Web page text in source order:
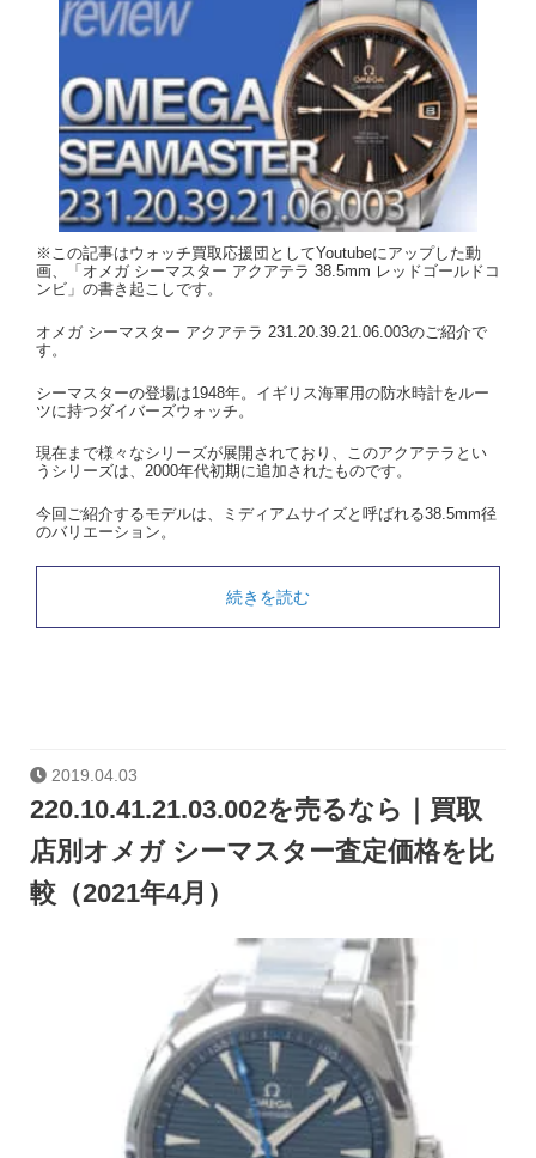
※この記事はウォッチ買取応援団としてYoutubeにアップした動
画、「オメガ シーマスター アクアテラ 38.5mm レッドゴールドコ
ンビ」の書き起こしです。
オメガ シーマスター アクアテラ 231.20.39.21.06.003のご紹介で
す。
シーマスターの登場は1948年。イギリス海軍用の防水時計をルー
ツに持つダイバーズウォッチ。
現在まで様々なシリーズが展開されており、このアクアテラとい
うシリーズは、2000年代初期に追加されたものです。
今回ご紹介するモデルは、ミディアムサイズと呼ばれる38.5mm径
のバリエーション。
続きを読む
2019.04.03
220.10.41.21.03.002を売るなら｜買取
店別オメガ シーマスター査定価格を比
較（2021年4月）